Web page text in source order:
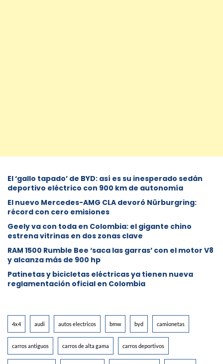
El ‘gallo tapado’ de BYD: así es su inesperado sedán
deportivo eléctrico con 900 km de autonomía
El nuevo Mercedes-AMG CLA devoró Nürburgring:
récord con cero emisiones
Geely va con toda en Colombia: el gigante chino
estrena vitrinas en dos zonas clave
RAM 1500 Rumble Bee ‘saca las garras’ con el motor V8
y alcanza más de 900 hp
Patinetas y bicicletas eléctricas ya tienen nueva
reglamentación oficial en Colombia
4x4 audi autos electricos bmw byd camionetas
carros antiguos carros de alta gama carros deportivos